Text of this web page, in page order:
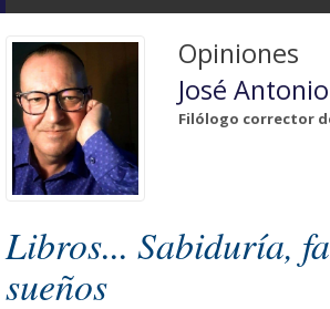
Opiniones
José
Filólogo corrector
Libros... Sabiduría,
sueños